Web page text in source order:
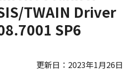
TWAIN Driver
SP6
更新日：2023年1月26日